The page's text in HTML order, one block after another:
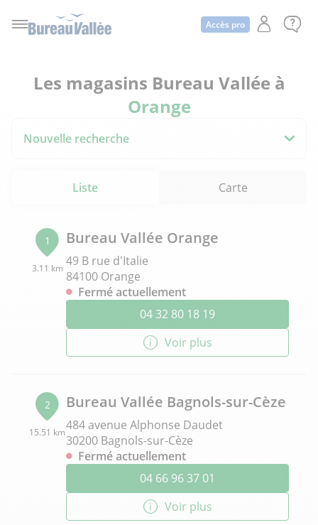
Accès pro
Les magasins Bureau Vallée à
Orange
Nouvelle recherche
Liste Carte
1
3.11 km
Bureau Vallée Orange
49 B rue d'Italie
84100 Orange
Fermé actuellement
04 32 80 18 19
Voir plus
2
15.51 km
Bureau Vallée Bagnols-sur-Cèze
484 avenue Alphonse Daudet
30200 Bagnols-sur-Cèze
Fermé actuellement
04 66 96 37 01
Voir plus